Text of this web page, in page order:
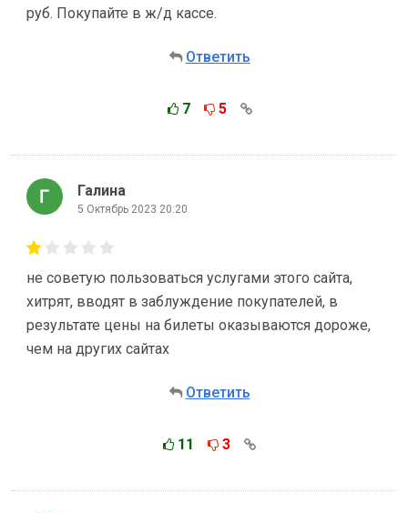
руб. Покупайте в ж/д кассе.
Ответить
7 5
Галина
5 Октябрь 2023 20:20
не советую пользоваться услугами этого сайта,
хитрят, вводят в заблуждение покупателей, в
результате цены на билеты оказываются дороже,
чем на других сайтах
Ответить
11 3